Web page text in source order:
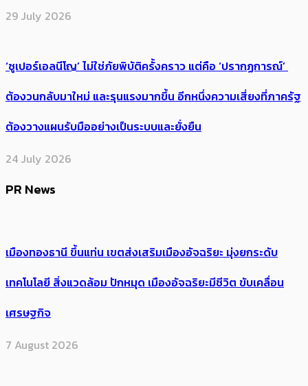
29 July 2026
‘ซูเปอร์เอลนีโญ’ ไม่ใช่ภัยพิบัติครั้งคราว แต่คือ ‘ปรากฏการณ์’ ​
ต้อง​วนกลับมาใหม่ และรุนแรงมากขึ้น อีกหนึ่งความเสี่ยงที่ภาครัฐ
ต้องวางแผนรับมืออย่างเป็นระบบและยั่งยืน
24 July 2026
PR News
เมืองทองธานี ขึ้นแท่น เขตส่งเสริมเมืองอัจฉริยะ มุ่งยกระดับ
เทคโนโลยี สิ่งแวดล้อม ปักหมุด เมืองอัจฉริยะมีชีวิต ขับเคลื่อน
เศรษฐกิจ
7 August 2026